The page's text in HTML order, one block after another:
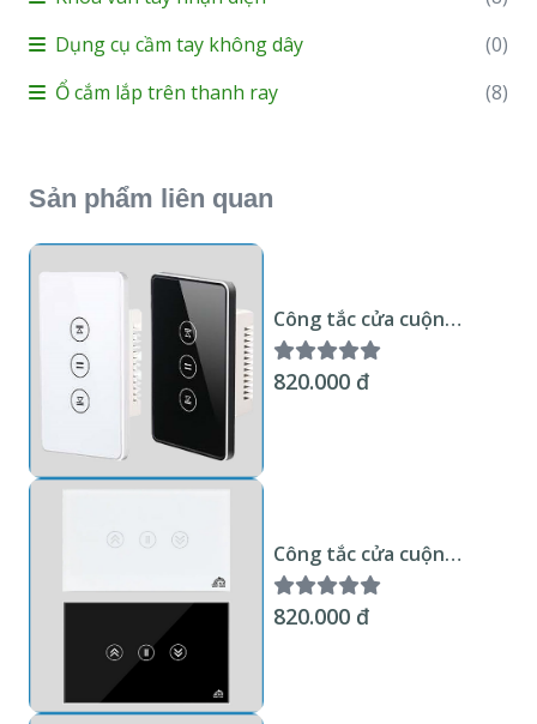
Dụng cụ cầm tay không dây
(0)
Ổ cắm lắp trên thanh ray
(8)
Sản phẩm liên quan
Công tắc cửa cuộn
thông minh Wifi KNX
Smart Home Mặt kính
trắng hoặc đen viền kim
820.000 đ
Công tắc cửa cuộn
thông minh Zigbee KNX
Smart Home Mặt kính
trắng hoặc đen viền kim
820.000 đ